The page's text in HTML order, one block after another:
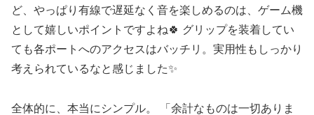
ど、やっぱり有線で遅延なく音を楽しめるのは、ゲーム機
として嬉しいポイントですよね🍀 グリップを装着してい
ても各ポートへのアクセスはバッチリ。実用性もしっかり
考えられているなと感じました✨
全体的に、本当にシンプル。 「余計なものは一切ありま